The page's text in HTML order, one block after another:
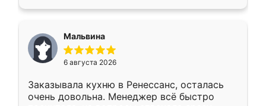
меньше, здесь же он более разнообразный.
Мне нравится ,если что-то потребуется из
мебели буду заказывать только здесь.
Мальвина
6 августа 2026
Заказывала кухню в Ренессанс, осталась
очень довольна. Менеджер всё быстро